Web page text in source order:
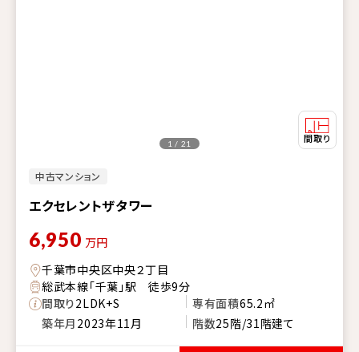
中古マンション
エクセレントザタワー
1 / 21
6,950 万円
千葉市中央区中央２丁目
総武本線「千葉」駅 徒歩9分
間取り2LDK+S 専有面積65.2㎡
築年月 2023年11月 階数25階/31階建て